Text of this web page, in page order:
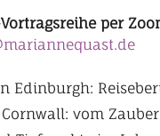
per
Edinburgh:
vom